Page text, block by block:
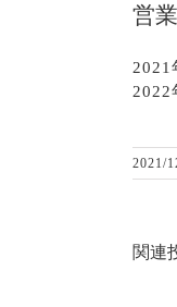
営
2021/
関連